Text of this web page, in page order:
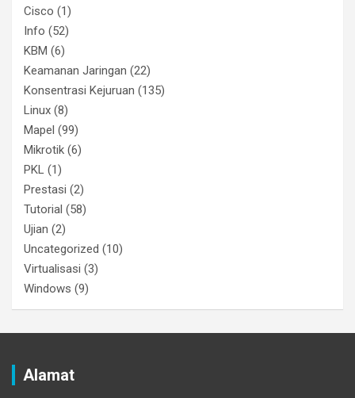
Cisco (1)
Info (52)
KBM (6)
Keamanan Jaringan (22)
Konsentrasi Kejuruan (135)
Linux (8)
Mapel (99)
Mikrotik (6)
PKL (1)
Prestasi (2)
Tutorial (58)
Ujian (2)
Uncategorized (10)
Virtualisasi (3)
Windows (9)
Alamat